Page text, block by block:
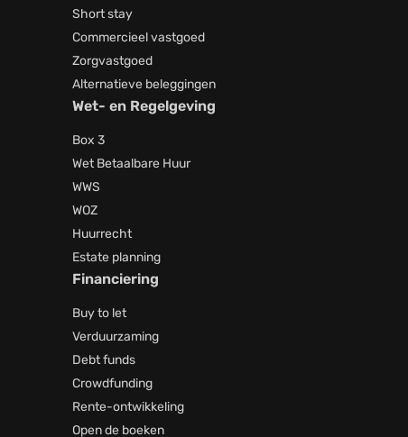
Short stay
Commercieel vastgoed
Zorgvastgoed
Alternatieve beleggingen
Wet- en Regelgeving
Box 3
Wet Betaalbare Huur
WWS
WOZ
Huurrecht
Estate planning
Financiering
Buy to let
Verduurzaming
Debt funds
Crowdfunding
Rente-ontwikkeling
Open de boeken